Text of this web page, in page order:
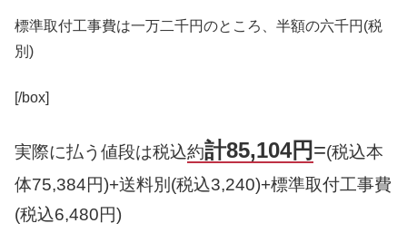
標準取付工事費は一万二千円のところ、半額の六千円(税
別)
[/box]
実際に払う値段は税込約計85,104円=(税込本
体75,384円)+送料別(税込3,240)+標準取付工事費
(税込6,480円)